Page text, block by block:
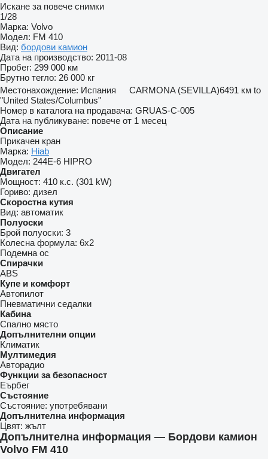
Искане за повече снимки
1/28
Марка: Volvo
Модел: FM 410
Вид: бордови камион
Дата на производство: 2011-08
Пробег: 299 000 км
Брутно тегло: 26 000 кг
Местонахождение: Испания CARMONA (SEVILLA)6491 км to
"United States/Columbus"
Номер в каталога на продавача: GRUAS-C-005
Дата на публикуване: повече от 1 месец
Описание
Прикачен кран
Марка: Hiab
Модел: 244E-6 HIPRO
Двигател
Мощност: 410 к.с. (301 kW)
Гориво: дизел
Скоростна кутия
Вид: автоматик
Полуоски
Брой полуоски: 3
Колесна формула: 6x2
Подемна ос
Спирачки
ABS
Купе и комфорт
Автопилот
Пневматични седалки
Кабина
Спално място
Допълнителни опции
Климатик
Мултимедия
Авторадио
Функции за безопасност
Еърбег
Състояние
Състояние: употребявани
Допълнителна информация
Цвят: жълт
Допълнителна информация — Бордови камион
Volvo FM 410